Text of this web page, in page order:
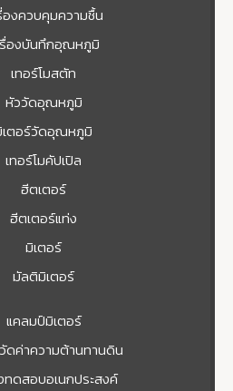
องควบคุมความชื้น
องบันทึกอุณหภูมิ
เทอร์โมสตัท
หัววัดอุณหภูมิ
ตอร์วัดอุณหภูมิ
เทอร์โมคัปเปิล
ฮีตเตอร์
ฮีตเตอร์แท่ง
มิเตอร์
มัลติมิเตอร์
แคลมป์มิเตอร์
ดค่าความต้านทานดิน
ทดสอบอเนกประสงค์